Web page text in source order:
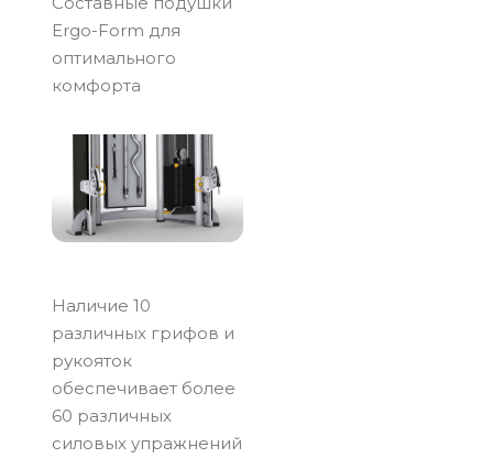
Ergo-Form для
оптимального
комфорта
Наличие 10
различных грифов и
рукояток
обеспечивает более
60 различных
силовых упражнений